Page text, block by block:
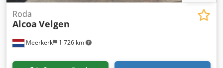
Meerkerk 1 726 km
Roda
Alcoa Velgen